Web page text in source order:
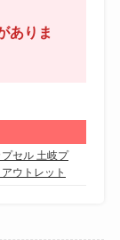
ありま
プセル 土岐プ
ウトレット